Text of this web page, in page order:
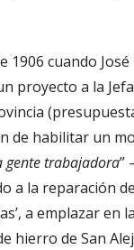
1906 cuando
proyecto a la
de habilitar un
gente trabajadora”
a la reparación
a emplazar en
hierro de San